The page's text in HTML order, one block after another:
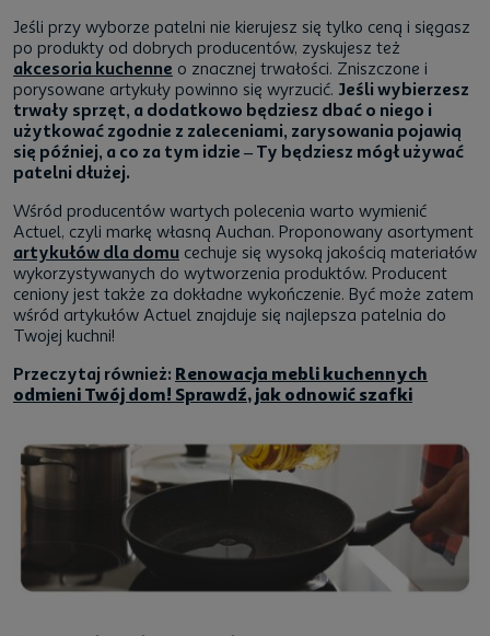
Jeśli przy wyborze patelni nie kierujesz się tylko ceną i sięgasz
po produkty od dobrych producentów, zyskujesz też
akcesoria kuchenne o znacznej trwałości. Zniszczone i
porysowane artykuły powinno się wyrzucić. Jeśli wybierzesz
trwały sprzęt, a dodatkowo będziesz dbać o niego i
użytkować zgodnie z zaleceniami, zarysowania pojawią
się później, a co za tym idzie – Ty będziesz mógł używać
patelni dłużej.
Wśród producentów wartych polecenia warto wymienić
Actuel, czyli markę własną Auchan. Proponowany asortyment
artykułów dla domu cechuje się wysoką jakością materiałów
wykorzystywanych do wytworzenia produktów. Producent
ceniony jest także za dokładne wykończenie. Być może zatem
wśród artykułów Actuel znajduje się najlepsza patelnia do
Twojej kuchni!
Przeczytaj również: Renowacja mebli kuchennych
odmieni Twój dom! Sprawdź, jak odnowić szafki